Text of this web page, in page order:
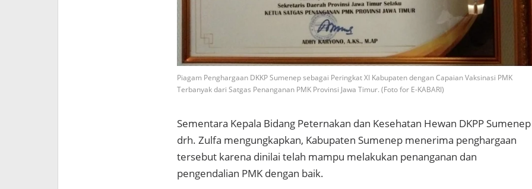
Piagam Penghargaan DKKP Sumenep sebagai Peringkat XI Kabupaten dengan Capaian Vaksinasi PMK
Terbanyak dari Satgas Penanganan PMK Provinsi Jawa Timur. (Foto for E-KABARI)
Sementara Kepala Bidang Peternakan dan Kesehatan Hewan DKPP Sumenep
drh. Zulfa mengungkapkan, Kabupaten Sumenep menerima penghargaan
tersebut karena dinilai telah mampu melakukan penanganan dan
pengendalian PMK dengan baik.